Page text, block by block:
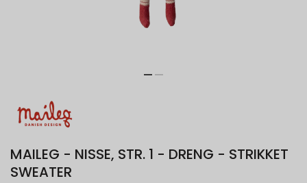
MAILEG - NISSE, STR. 1 - DRENG - STRIKKET
SWEATER